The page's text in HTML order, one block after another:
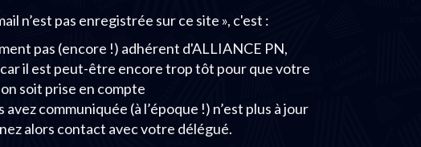
n’est pas enregistrée sur ce site », c'est :
pas (encore !) adhérent d'ALLIANCE PN,
il est peut-être encore trop tôt pour que votre
soit prise en compte
communiquée (à l’époque !) n’est plus à jour
alors contact avec votre délégué.